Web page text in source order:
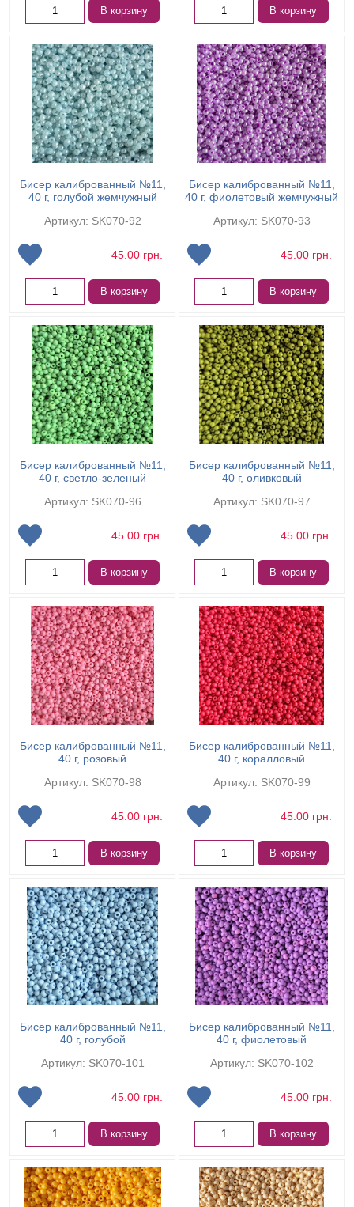
В корзину В корзину
Бисер калиброванный №11,
40 г, голубой жемчужный
Артикул: SK070-92
45.00 грн.
В корзину
Бисер калиброванный №11,
40 г, фиолетовый жемчужный
Артикул: SK070-93
45.00 грн.
В корзину
Бисер калиброванный №11,
40 г, светло-зеленый
Артикул: SK070-96
45.00 грн.
В корзину
Бисер калиброванный №11,
40 г, оливковый
Артикул: SK070-97
45.00 грн.
В корзину
Бисер калиброванный №11,
40 г, розовый
Артикул: SK070-98
45.00 грн.
В корзину
Бисер калиброванный №11,
40 г, коралловый
Артикул: SK070-99
45.00 грн.
В корзину
Бисер калиброванный №11,
40 г, голубой
Артикул: SK070-101
45.00 грн.
В корзину
Бисер калиброванный №11,
40 г, фиолетовый
Артикул: SK070-102
45.00 грн.
В корзину